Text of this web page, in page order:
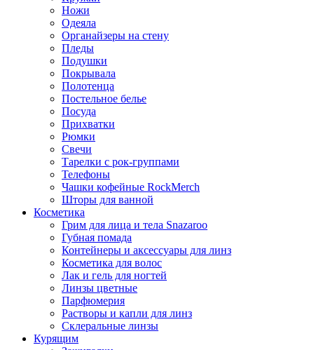
Ножи
Одеяла
Органайзеры на стену
Пледы
Подушки
Покрывала
Полотенца
Постельное белье
Посуда
Прихватки
Рюмки
Свечи
Тарелки с рок-группами
Телефоны
Чашки кофейные RockMerch
Шторы для ванной
Косметика
Грим для лица и тела Snazaroo
Губная помада
Контейнеры и аксессуары для линз
Косметика для волос
Лак и гель для ногтей
Линзы цветные
Парфюмерия
Растворы и капли для линз
Склеральные линзы
Курящим